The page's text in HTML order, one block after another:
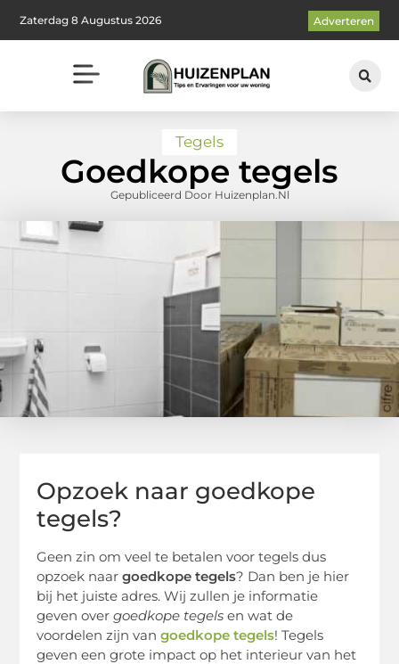
Zaterdag 8 Augustus 2026 Adverteren
Tegels
Goedkope tegels
Gepubliceerd Door Huizenplan.nl
Opzoek naar goedkope
tegels?
Geen zin om veel te betalen voor tegels dus
opzoek naargoedkope tegels? Dan ben je hier
bij het juiste adres. Wij zullen je informatie
geven overgoedkope tegels en wat de
voordelen zijn vangoedkope tegels! Tegels
geven een grote impact op het interieur van het